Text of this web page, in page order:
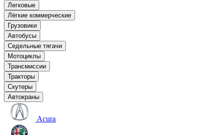
Легковые
Лёгкие коммерческие
Грузовики
Автобусы
Седельные тягачи
Мотоциклы
Трансмиссии
Тракторы
Скутеры
Автокраны
Acura